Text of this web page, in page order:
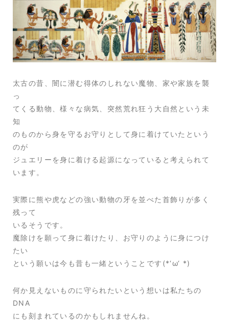
太古の昔、闇に潜む得体のしれない魔物、家や家族を襲
っ
てくる動物、様々な病気、突然荒れ狂う大自然という未
知
のものから身を守るお守りとして身に着けていたという
のが
ジュエリーを身に着ける起源になっていると考えられて
います。
実際に熊や虎などの強い動物の牙を並べた首飾りが多く
残って
いるそうです。
魔除けを願って身に着けたり、お守りのように身につけ
たい
という願いは今も昔も一緒ということです(*‘ω‘ *)
何か見えないものに守られたいという想いは私たちの
DNA
にも刻まれているのかもしれませんね。